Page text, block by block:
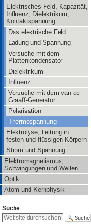
Elektrisches Feld, Kapazität,
Influenz, Dielektrikum,
Kontaktspannung
Das elektrische Feld
Ladung und Spannung
Versuche mit dem
Plattenkondensator
Dielektrikum
Influenz
Versuche mit dem van de
Graaff-Generator
Polarisation
Thermospannung
Elektrolyse, Leitung in
festen und flüssigen Körpern
Strom und Spannung
Elektromagnetismus,
Schwingungen und Wellen
Optik
Atom und Kernphysik
Suche